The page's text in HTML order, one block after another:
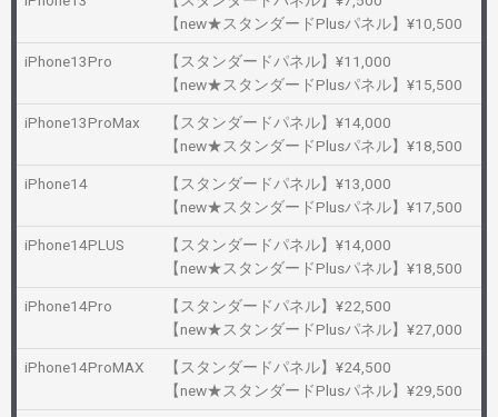
【new★スタンダードPlusパネル】¥10,500
iPhone13Pro
【スタンダードパネル】¥11,000
【new★スタンダードPlusパネル】¥15,500
iPhone13ProMax
【スタンダードパネル】¥14,000
【new★スタンダードPlusパネル】¥18,500
iPhone14
【スタンダードパネル】¥13,000
【new★スタンダードPlusパネル】¥17,500
iPhone14PLUS
【スタンダードパネル】¥14,000
【new★スタンダードPlusパネル】¥18,500
iPhone14Pro
【スタンダードパネル】¥22,500
【new★スタンダードPlusパネル】¥27,000
iPhone14ProMAX
【スタンダードパネル】¥24,500
【new★スタンダードPlusパネル】¥29,500